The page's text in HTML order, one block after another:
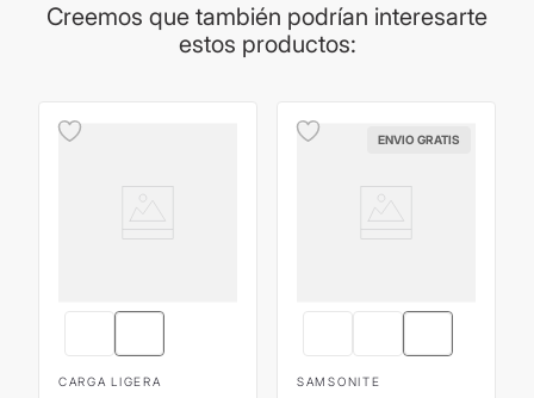
Creemos que también podrían interesarte
estos productos:
CARGA LIGERA
ENVIO GRATIS
SAMSONITE